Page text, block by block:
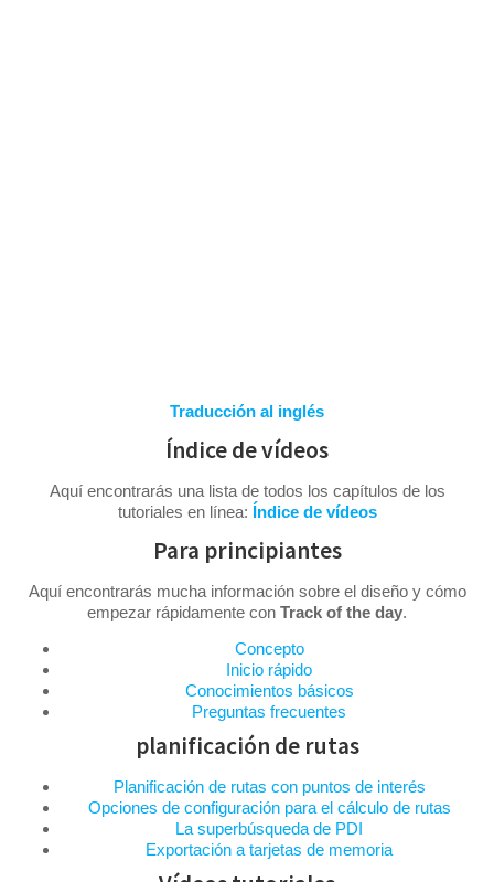
Traducción al inglés
Índice de vídeos
Aquí encontrarás una lista de todos los capítulos de los
tutoriales en línea: Índice de vídeos
Para principiantes
Aquí encontrarás mucha información sobre el diseño y cómo
empezar rápidamente con Track of the day.
Concepto
Inicio rápido
Conocimientos básicos
Preguntas frecuentes
planificación de rutas
Planificación de rutas con puntos de interés
Opciones de configuración para el cálculo de rutas
La superbúsqueda de PDI
Exportación a tarjetas de memoria